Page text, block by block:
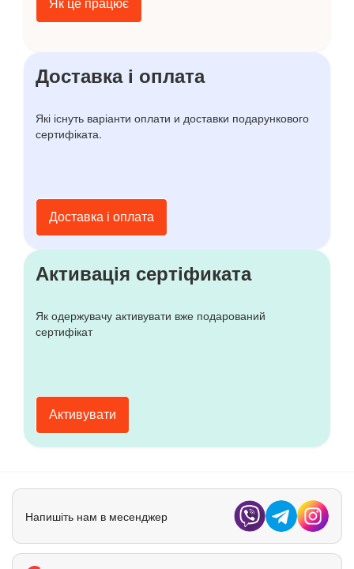
Доставка і оплата
Які існуть варіанти оплати и доставки подарункового
сертифіката.
Доставка і оплата
Активація сертіфиката
Як одержувачу активувати вже подарований
сертифікат
Активувати
Напишіть нам в месенджер